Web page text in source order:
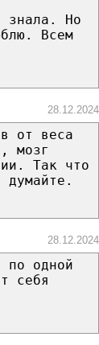
знала. Но
Всем
28.12.2024
от веса
мозг
Так что
думайте.
28.12.2024
по одной
себя